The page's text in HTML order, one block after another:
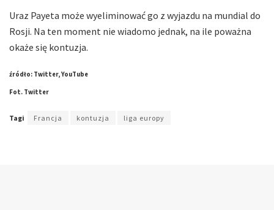
Uraz Payeta może wyeliminować go z wyjazdu na mundial do
Rosji. Na ten moment nie wiadomo jednak, na ile poważna
okaże się kontuzja.
źródło: Twitter, YouTube
Fot. Twitter
Tagi Francja kontuzja liga europy